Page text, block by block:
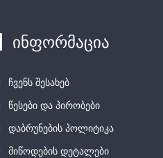
ინფორმაცია
ჩვენს შესახებ
წესები და პირობები
დაბრუნების პოლიტიკა
მიწოდების დეტალები